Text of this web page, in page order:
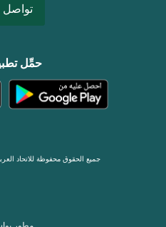
تواصل
حمِّل
جميع الحقوق محفوظة للاتحاد